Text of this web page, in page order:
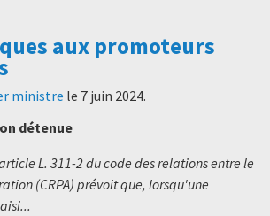
aux promoteurs
ministre le 7 juin 2024.
détenue
L. 311-2 du code des relations entre le
(CRPA) prévoit que, lorsqu'une